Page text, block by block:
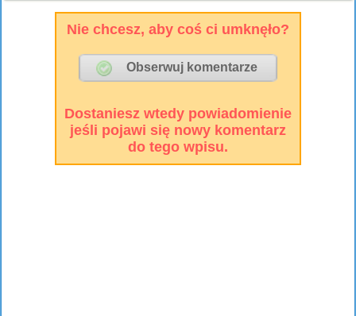
Nie chcesz, aby coś ci umknęło?
Dostaniesz wtedy powiadomienie
jeśli pojawi się nowy komentarz
do tego wpisu.